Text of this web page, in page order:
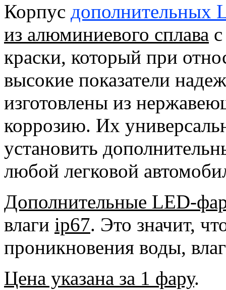
Корпус дополнительных
из алюминиевого сплава
краски, который при
высокие показатели
изготовлены из
коррозию. Их
установить
любой легковой
Дополнительные LED-
влаги ip67. Это значит,
проникновения воды,
Цена указана за 1 фару.